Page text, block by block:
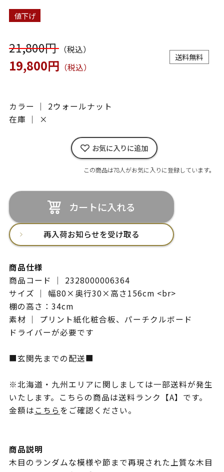
値下げ
21,800円（税込）
19,800円 （税込）
送料無料
カラー ｜ 2ウォールナット
在庫 ｜
×
お気に入りに追加
この商品は78人がお気に入りに登録しています。
カートに入れる
再入荷お知らせを受け取る
商品仕様
商品コード ｜ 2328000006364
サイズ ｜ 幅80×奥行30×高さ156cm <br>
棚の高さ：34cm
素材 ｜ プリント紙化粧合板、パーチクルボード
ドライバーが必要です
■玄関先までの配送■
※北海道・九州エリアに関しましては一部送料が発生
いたします。こちらの商品は送料ランク【A】です。
金額はこちらをご確認ください。
商品説明
木目のランダムな模様や節まで再現された上質な木目